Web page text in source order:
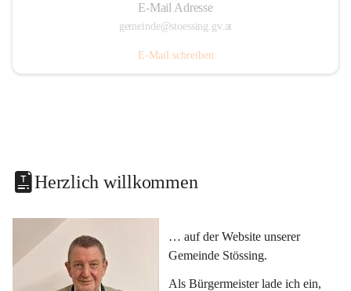
E-Mail Adresse
gemeinde@stoessing.gv.at
E-Mail schreiben
Herzlich willkommen
… auf der Website unserer
Gemeinde Stössing.
Als Bürgermeister lade ich ein,